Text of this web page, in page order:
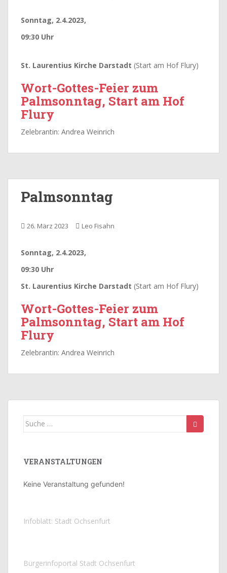
Sonntag, 2.4.2023,
09:30 Uhr
St. Laurentius Kirche Darstadt (Start am Hof Flury)
Wort-Gottes-Feier zum
Palmsonntag, Start am Hof
Flury
Zelebrantin: Andrea Weinrich
Palmsonntag
26. März 2023 Leo Fisahn
Sonntag, 2.4.2023,
09:30 Uhr
St. Laurentius Kirche Darstadt (Start am Hof Flury)
Wort-Gottes-Feier zum
Palmsonntag, Start am Hof
Flury
Zelebrantin: Andrea Weinrich
Suche
VERANSTALTUNGEN
Keine Veranstaltung gefunden!
Infoblatt: Stadt Ochsenfurt
Bürgerinfoportal Stadt Ochsenfurt